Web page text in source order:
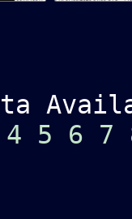
4 5 6 7